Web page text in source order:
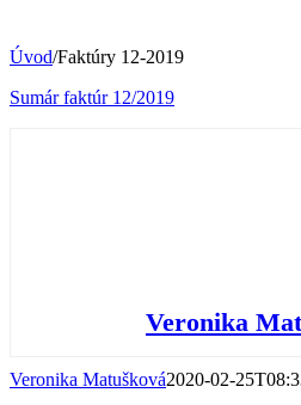
Úvod/Faktúry 12-2019
Sumár faktúr 12/2019
Veronika
Veronika Matušková2020-02-